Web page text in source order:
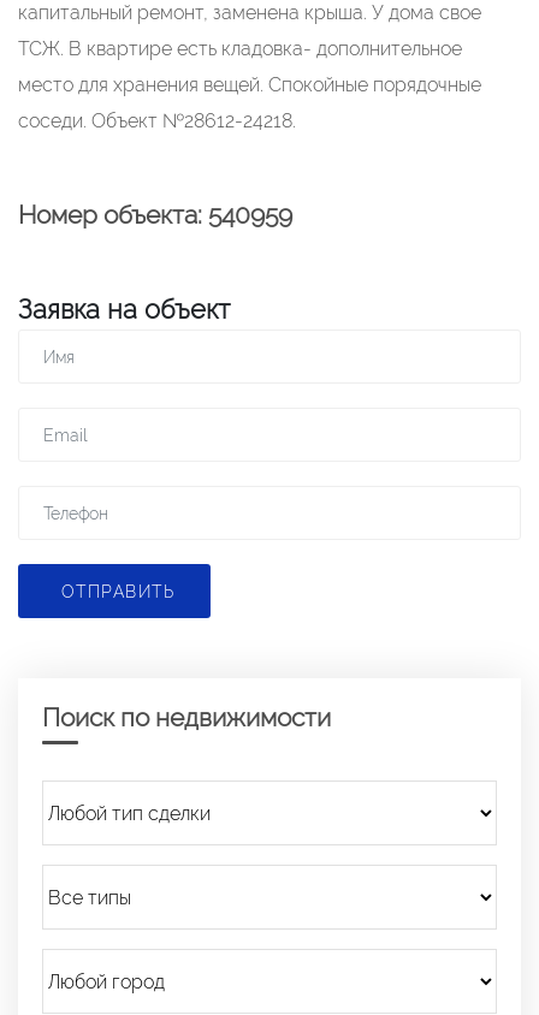
капитальный ремонт, заменена крыша. У дома свое
ТСЖ. В квартире есть кладовка- дополнительное
место для хранения вещей. Спокойные порядочные
соседи. Объект №28612-24218.
Номер объекта: 540959
Заявка на объект
ОТПРАВИТЬ
Поиск по недвижимости